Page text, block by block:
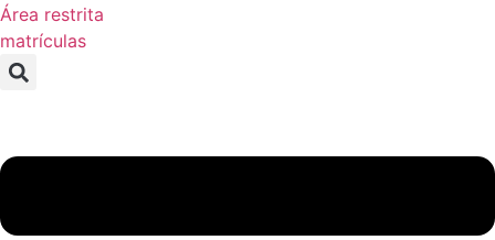
Área restrita
matrículas